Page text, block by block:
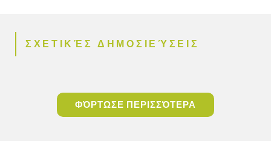
ΣΧΕΤΙΚΈΣ ΔΗΜΟΣΙΕΎΣΕΙΣ
ΦΌΡΤΩΣΕ ΠΕΡΙΣΣΌΤΕΡΑ